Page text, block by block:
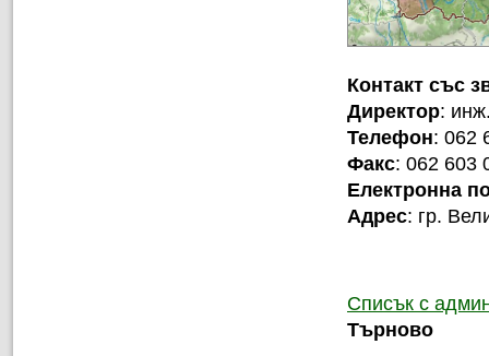
Контакт със
Директор:
Телефон: 062
Факс: 062 603
Електронна
Адрес: гр.
Списък с
Търново